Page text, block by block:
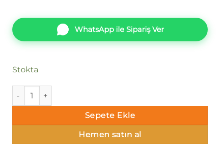
WhatsApp ile Sipariş Ver
Stokta
Papro Evo 23227-2 Duvar Kağıdı 16m² adet
Sepete Ekle
Hemen satın al